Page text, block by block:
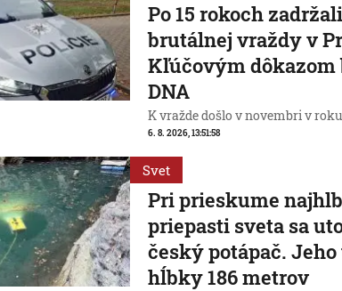
Po 15 rokoch
brutálnej vraždy v
Kľúčovým dôkazom
DNA
K vražde došlo v novembri v
6. 8. 2026, 13:51:58
Svet
Pri prieskume
priepasti sveta sa
český potápač.
hĺbky 186 metrov